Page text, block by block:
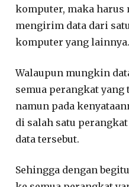
komputer, maka harus
mengirim data dari
komputer yang lainnya.
Walaupun mungkin
semua perangkat yang
namun pada
di salah satu
data tersebut.
Sehingga dengan